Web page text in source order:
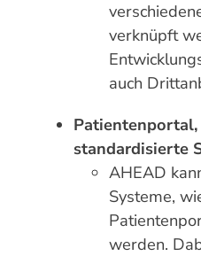
verknüpft
auch
standardisierte
AHEAD
Systeme,
werden.